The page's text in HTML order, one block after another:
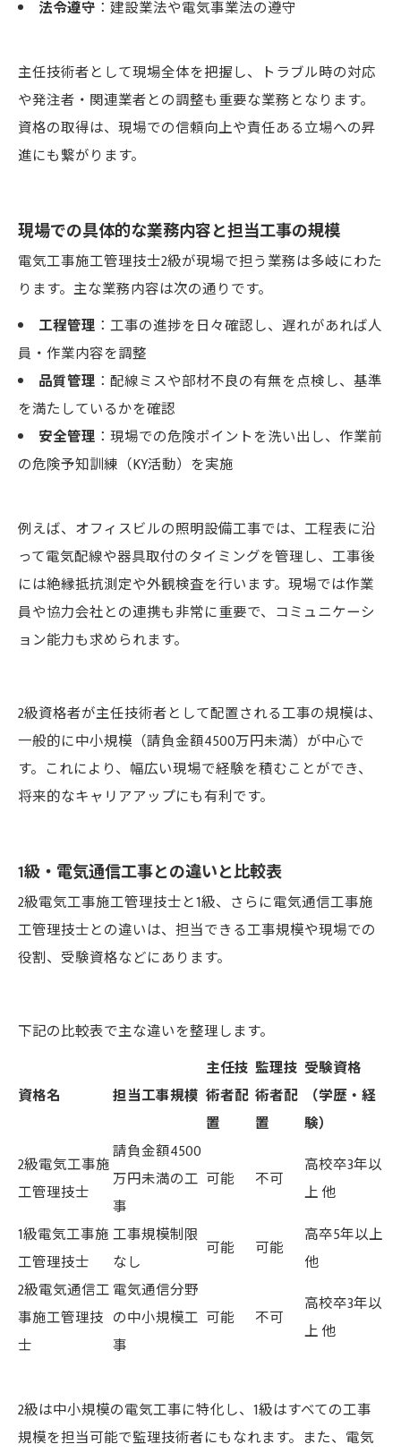
法令遵守 ：建設業法や電気事業法の遵守
主任技術者として現場全体を把握し、トラブル時の対応
や発注者・関連業者との調整も重要な業務となります。
資格の取得は、現場での信頼向上や責任ある立場への昇
進にも繋がります。
現場での具体的な業務内容と担当工事の規模
電気工事施工管理技士2級が現場で担う業務は多岐にわた
ります。主な業務内容は次の通りです。
工程管理 ：工事の進捗を日々確認し、遅れがあれば人
員・作業内容を調整
品質管理 ：配線ミスや部材不良の有無を点検し、基準
を満たしているかを確認
安全管理 ：現場での危険ポイントを洗い出し、作業前
の危険予知訓練（KY活動）を実施
例えば、オフィスビルの照明設備工事では、工程表に沿
って電気配線や器具取付のタイミングを管理し、工事後
には絶縁抵抗測定や外観検査を行います。現場では作業
員や協力会社との連携も非常に重要で、コミュニケーシ
ョン能力も求められます。
2級資格者が主任技術者として配置される工事の規模は、
一般的に中小規模（請負金額4500万円未満）が中心で
す。これにより、幅広い現場で経験を積むことができ、
将来的なキャリアアップにも有利です。
1級・電気通信工事との違いと比較表
2級電気工事施工管理技士と1級、さらに電気通信工事施
工管理技士との違いは、担当できる工事規模や現場での
役割、受験資格などにあります。
下記の比較表で主な違いを整理します。
資格名 担当工事規模
主任技
術者配
置
監理技
術者配
置
受験資格
（学歴・経
験）
2級電気工事施
工管理技士
請負金額4500
万円未満の工
事
可能 不可
高校卒3年以
上 他
1級電気工事施
工管理技士
工事規模制限
なし
可能 可能
高卒5年以上
他
2級電気通信工
事施工管理技
士
電気通信分野
の中小規模工
事
可能 不可
高校卒3年以
上 他
2級は中小規模の電気工事に特化し、1級はすべての工事
規模を担当可能で監理技術者にもなれます。また、電気